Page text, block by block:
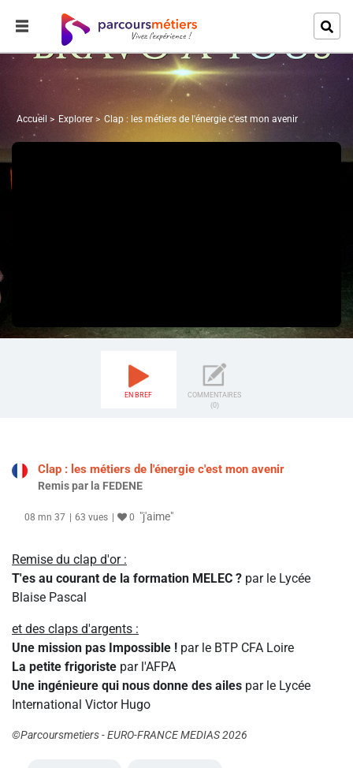
Accueil Explorer Clap : les métiers de l'énergie c'est mon avenir
EN BREF
COMMENTAIRES
(0)
Clap : les métiers de l'énergie c'est mon avenir
Remis par la FEDENE
08 mn 37 63 vues 0 "j'aime"
Remise du clap d'or :
T'es au courant de la formation MELEC ? par le Lycée
Blaise Pascal
et des claps d'argents :
Une mission pas Impossible ! par le BTP CFA Loire
La petite frigoriste par l'AFPA
Une ingénieure qui nous donne des ailes par le Lycée
International Victor Hugo
©Parcoursmetiers - EURO-FRANCE MEDIAS 2026